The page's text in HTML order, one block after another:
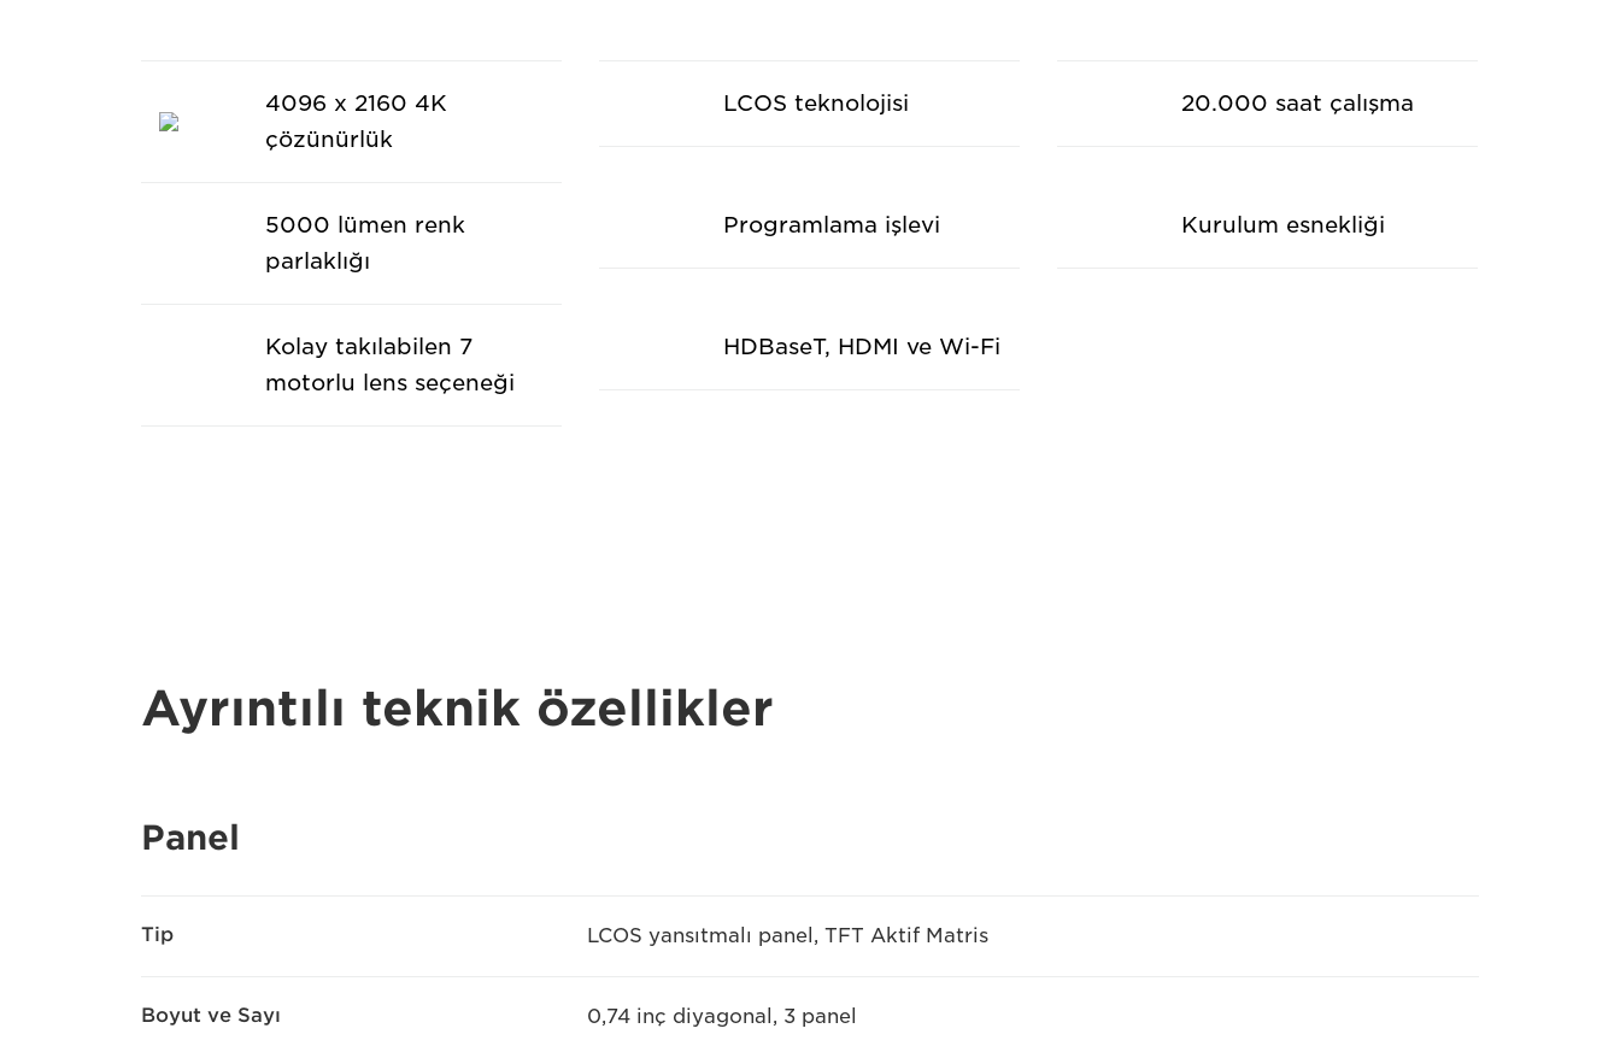
4096 x 2160 4K
çözünürlük
LCOS teknolojisi 20.000 saat çalışma
5000 lümen renk
parlaklığı
Programlama işlevi Kurulum esnekliği
Kolay takılabilen 7
motorlu lens seçeneği
HDBaseT, HDMI ve Wi-Fi
Ayrıntılı teknik özellikler
Panel
Tip LCOS yansıtmalı panel, TFT Aktif Matris
Boyut ve Sayı 0,74 inç diyagonal, 3 panel